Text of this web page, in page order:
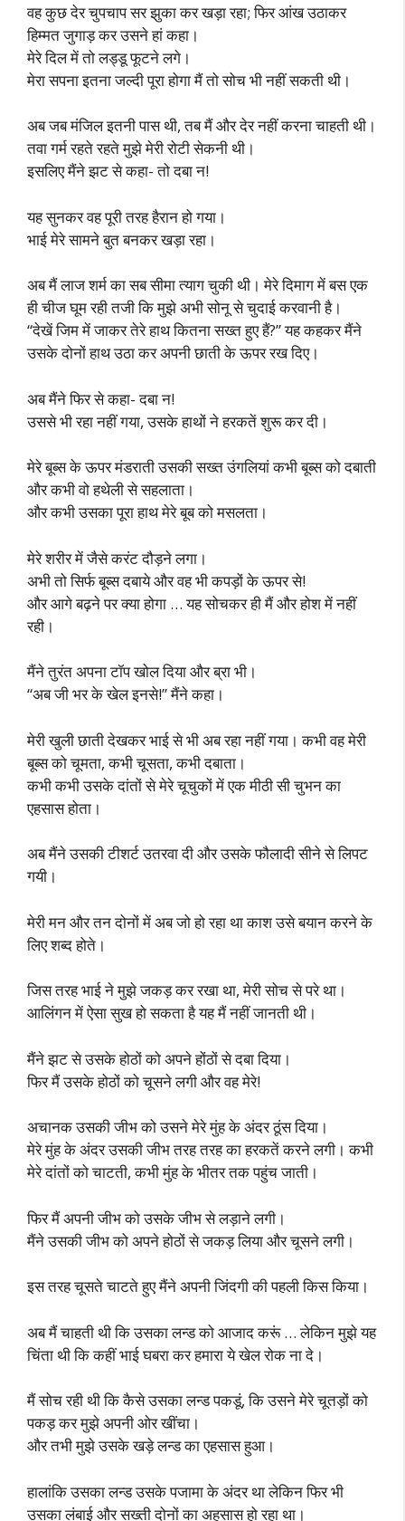
वह कुछ देर चुपचाप सर झुका कर खड़ा रहा; फिर आंख उठाकर
हिम्मत जुगाड़ कर उसने हां कहा।
मेरे दिल में तो लड्डू फूटने लगे।
मेरा सपना इतना जल्दी पूरा होगा मैं तो सोच भी नहीं सकती थी।
अब जब मंजिल इतनी पास थी, तब मैं और देर नहीं करना चाहती थी।
तवा गर्म रहते रहते मुझे मेरी रोटी सेकनी थी।
इसलिए मैंने झट से कहा- तो दबा न!
यह सुनकर वह पूरी तरह हैरान हो गया।
भाई मेरे सामने बुत बनकर खड़ा रहा।
अब मैं लाज शर्म का सब सीमा त्याग चुकी थी। मेरे दिमाग में बस एक
ही चीज घूम रही तजी कि मुझे अभी सोनू से चुदाई करवानी है।
“देखें जिम में जाकर तेरे हाथ कितना सख्त हुए हैं?” यह कहकर मैंने
उसके दोनों हाथ उठा कर अपनी छाती के ऊपर रख दिए।
अब मैंने फिर से कहा- दबा न!
उससे भी रहा नहीं गया, उसके हाथों ने हरकतें शुरू कर दी।
मेरे बूब्स के ऊपर मंडराती उसकी सख्त उंगलियां कभी बूब्स को दबाती
और कभी वो हथेली से सहलाता।
और कभी उसका पूरा हाथ मेरे बूब को मसलता।
मेरे शरीर में जैसे करंट दौड़ने लगा।
अभी तो सिर्फ बूब्स दबाये और वह भी कपड़ों के ऊपर से!
और आगे बढ़ने पर क्या होगा … यह सोचकर ही मैं और होश में नहीं
रही।
मैंने तुरंत अपना टॉप खोल दिया और ब्रा भी।
“अब जी भर के खेल इनसे!” मैंने कहा।
मेरी खुली छाती देखकर भाई से भी अब रहा नहीं गया। कभी वह मेरी
बूब्स को चूमता, कभी चूसता, कभी दबाता।
कभी कभी उसके दांतों से मेरे चूचुकों में एक मीठी सी चुभन का
एहसास होता।
अब मैंने उसकी टीशर्ट उतरवा दी और उसके फौलादी सीने से लिपट
गयी।
मेरी मन और तन दोनों में अब जो हो रहा था काश उसे बयान करने के
लिए शब्द होते।
जिस तरह भाई ने मुझे जकड़ कर रखा था, मेरी सोच से परे था।
आलिंगन में ऐसा सुख हो सकता है यह मैं नहीं जानती थी।
मैंने झट से उसके होठों को अपने होंठों से दबा दिया।
फिर मैं उसके होठों को चूसने लगी और वह मेरे!
अचानक उसकी जीभ को उसने मेरे मुंह के अंदर ठूंस दिया।
मेरे मुंह के अंदर उसकी जीभ तरह तरह का हरकतें करने लगी। कभी
मेरे दांतों को चाटती, कभी मुंह के भीतर तक पहुंच जाती।
फिर मैं अपनी जीभ को उसके जीभ से लड़ाने लगी।
मैंने उसकी जीभ को अपने होठों से जकड़ लिया और चूसने लगी।
इस तरह चूसते चाटते हुए मैंने अपनी जिंदगी की पहली किस किया।
अब मैं चाहती थी कि उसका लन्ड को आजाद करूं … लेकिन मुझे यह
चिंता थी कि कहीं भाई घबरा कर हमारा ये खेल रोक ना दे।
मैं सोच रही थी कि कैसे उसका लन्ड पकडूं, कि उसने मेरे चूतड़ों को
पकड़ कर मुझे अपनी ओर खींचा।
और तभी मुझे उसके खड़े लन्ड का एहसास हुआ।
हालांकि उसका लन्ड उसके पजामा के अंदर था लेकिन फिर भी
उसका लंबाई और सख्ती दोनों का अहसास हो रहा था।